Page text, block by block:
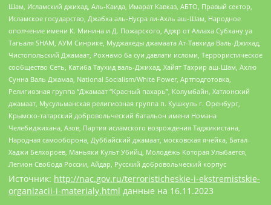
Шам, Исламский джихад, Аль-Каида, Имарат Кавказ, АБТО, Правый сектор,
Исламское государство, Джабха аль-Нусра ли-Ахль аш-Шам, Народное
ополчение имени К. Минина и Д. Пожарского, Аджр от Аллаха Субхану уа
Тагьаля SHAM, АУМ Синрике, Муджахеды джамаата Ат-Тавхида Валь-Джихад,
Чистопольский Джамаат, Рохнамо ба суи давлати исломи, Террористическое
сообщество Сеть, Катиба Таухид валь-Джихад, Хайят Тахрир аш-Шам, Ахлю
Сунна Валь Джамаа, National Socialism/White Power, Артподготовка,
Религиозная группа “Джамаат “Красный пахарь”, Колумбайн, Хатлонский
джамаат, Мусульманская религиозная группа п. Кушкуль г. Оренбург,
Крымско-татарский добровольческий батальон имени Номана
Челебиджихана, Азов, Партия исламского возрождения Таджикистана,
Народная самооборона, Дуббайский джамаат, московская ячейка, Батал-
Хаджи Белхороев, Маньяки Культ Убийц, Молодёжь Которая Улыбается,
Легион Свобода России, Айдар, Русский добровольческий корпус
Источник: http://nac.gov.ru/terroristicheskie-i-ekstremistskie-
organizacii-i-materialy.html данные на 16.11.2023